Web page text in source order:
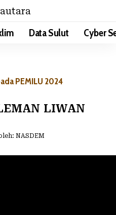
Data Sulut Cyber
PEMILU 2024
LIWAN
NASDEM